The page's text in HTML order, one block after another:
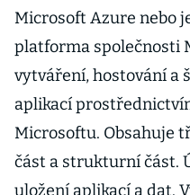
Microsoft Azure nebo
platforma společnosti
vytváření, hostování a
aplikací
Microsoftu. Obsahuje
část a strukturní část.
uložení aplikací a dat.